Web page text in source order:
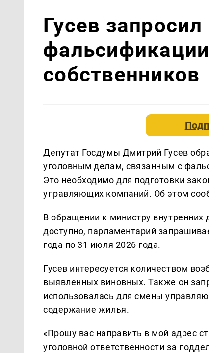
Гусев
собственников
Депутат Госдумы Дмитрий Гусев
уголовным делам, связанным с
Это необходимо для подготовки
управляющих компаний. Об этом
В обращении к министру внутренних
доступно, парламентарий
года по 31 июля 2026 года.
Гусев интересуется количеством
выявленных виновных. Также он
использовалась для смены
содержание жилья.
«Прошу вас направить в мой адрес
уголовной ответственности за